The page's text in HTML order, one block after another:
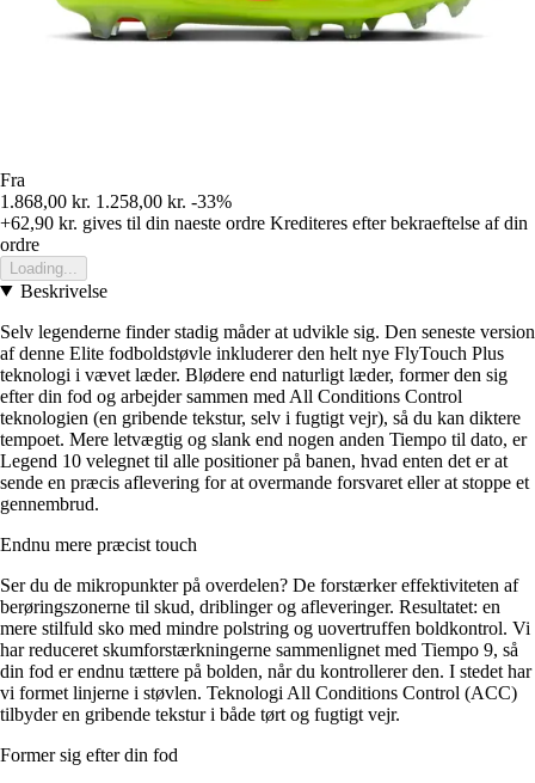
Fra
1.868,00 kr. 1.258,00 kr. -33%
+62,90 kr. gives til din naeste ordre Krediteres efter bekraeftelse af din
ordre
Loading...
Beskrivelse
Selv legenderne finder stadig måder at udvikle sig. Den seneste version
af denne Elite fodboldstøvle inkluderer den helt nye FlyTouch Plus
teknologi i vævet læder. Blødere end naturligt læder, former den sig
efter din fod og arbejder sammen med All Conditions Control
teknologien (en gribende tekstur, selv i fugtigt vejr), så du kan diktere
tempoet. Mere letvægtig og slank end nogen anden Tiempo til dato, er
Legend 10 velegnet til alle positioner på banen, hvad enten det er at
sende en præcis aflevering for at overmande forsvaret eller at stoppe et
gennembrud.
Endnu mere præcist touch
Ser du de mikropunkter på overdelen? De forstærker effektiviteten af
berøringszonerne til skud, driblinger og afleveringer. Resultatet: en
mere stilfuld sko med mindre polstring og uovertruffen boldkontrol. Vi
har reduceret skumforstærkningerne sammenlignet med Tiempo 9, så
din fod er endnu tættere på bolden, når du kontrollerer den. I stedet har
vi formet linjerne i støvlen. Teknologi All Conditions Control (ACC)
tilbyder en gribende tekstur i både tørt og fugtigt vejr.
Former sig efter din fod